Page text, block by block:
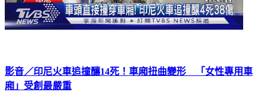
影音／印尼火車追撞釀14死！車廂扭曲變形 「女性專用車